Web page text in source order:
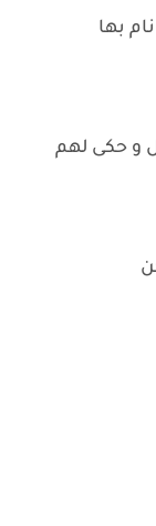
بها
و حكى لهم